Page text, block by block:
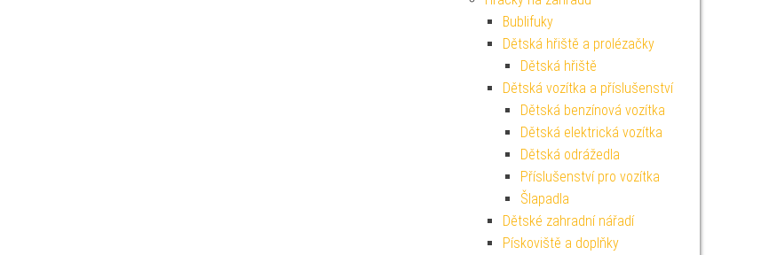
Bublifuky
Dětská hřiště a prolézačky
Dětská hřiště
Dětská vozítka a příslušenství
Dětská benzínová vozítka
Dětská elektrická vozítka
Dětská odrážedla
Příslušenství pro vozítka
Šlapadla
Dětské zahradní nářadí
Pískoviště a doplňky